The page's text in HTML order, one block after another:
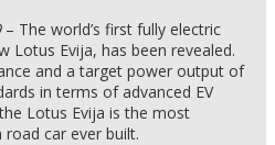
– The world’s first fully electric
Lotus Evija, has been revealed.
and a target power output of
in terms of advanced EV
Lotus Evija is the most
car ever built.